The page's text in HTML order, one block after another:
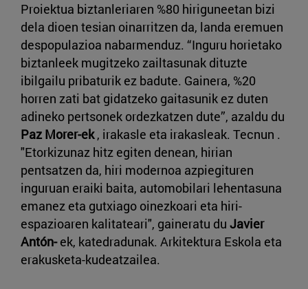
Proiektua biztanleriaren %80 hiriguneetan bizi
dela dioen tesian oinarritzen da, landa eremuen
despopulazioa nabarmenduz. “Inguru horietako
biztanleek mugitzeko zailtasunak dituzte
ibilgailu pribaturik ez badute. Gainera, %20
horren zati bat gidatzeko gaitasunik ez duten
adineko pertsonek ordezkatzen dute”, azaldu du
Paz Morer-ek, irakasle eta irakasleak. Tecnun .
"Etorkizunaz hitz egiten denean, hirian
pentsatzen da, hiri modernoa azpiegituren
inguruan eraiki baita, automobilari lehentasuna
emanez eta gutxiago oinezkoari eta hiri-
espazioaren kalitateari", gaineratu du Javier
Antón-ek, katedradunak. Arkitektura Eskola eta
erakusketa-kudeatzailea.